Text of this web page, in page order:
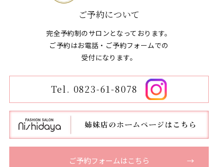
ご予約について
完全予約制のサロンとなっております。
ご予約はお電話・ご予約フォームでの
​​​​​​​受付になります。
Tel. 0823-61-8078
ご予約フォームはこちら